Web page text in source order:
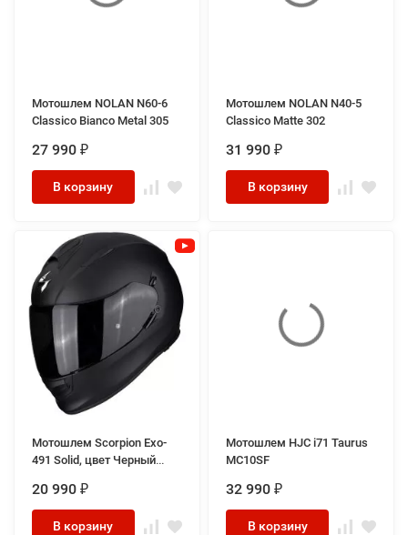
Мотошлем NOLAN N60-6
Classico Bianco Metal 305
27 990 ₽
В корзину
Мотошлем NOLAN N40-5
Classico Matte 302
31 990 ₽
В корзину
Мотошлем Scorpion Exo-
491 Solid, цвет Черный
20 990 ₽
В корзину
Мотошлем HJC i71 Taurus
MC10SF
32 990 ₽
В корзину